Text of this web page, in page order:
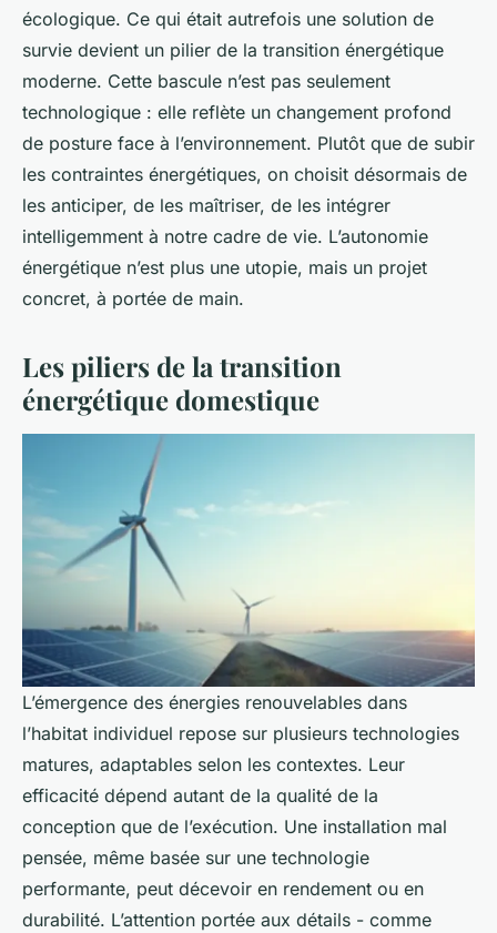
écologique. Ce qui était autrefois une solution de
survie devient un pilier de la transition énergétique
moderne. Cette bascule n’est pas seulement
technologique : elle reflète un changement profond
de posture face à l’environnement. Plutôt que de subir
les contraintes énergétiques, on choisit désormais de
les anticiper, de les maîtriser, de les intégrer
intelligemment à notre cadre de vie. L’autonomie
énergétique n’est plus une utopie, mais un projet
concret, à portée de main.
Les piliers de la transition
énergétique domestique
L’émergence des énergies renouvelables dans
l’habitat individuel repose sur plusieurs technologies
matures, adaptables selon les contextes. Leur
efficacité dépend autant de la qualité de la
conception que de l’exécution. Une installation mal
pensée, même basée sur une technologie
performante, peut décevoir en rendement ou en
durabilité. L’attention portée aux détails - comme